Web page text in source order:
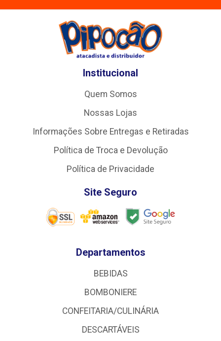
Institucional
Quem Somos
Nossas Lojas
Informações Sobre Entregas e Retiradas
Política de Troca e Devolução
Política de Privacidade
Site Seguro
Departamentos
BEBIDAS
BOMBONIERE
CONFEITARIA/CULINÁRIA
DESCARTÁVEIS